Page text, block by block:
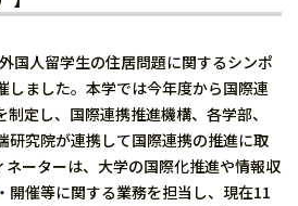
国人留学生の住居問題に関するシンポ
しました。本学では今年度から国際連
定し、国際連携推進機構、各学部、
研究院が連携して国際連携の推進に取
ネーターは、大学の国際化推進や情報収
開催等に関する業務を担当し、現在11